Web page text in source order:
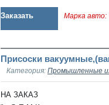
Заказать Марка авто:
Присоски
Категория: Промышленные
НА ЗАКАЗ